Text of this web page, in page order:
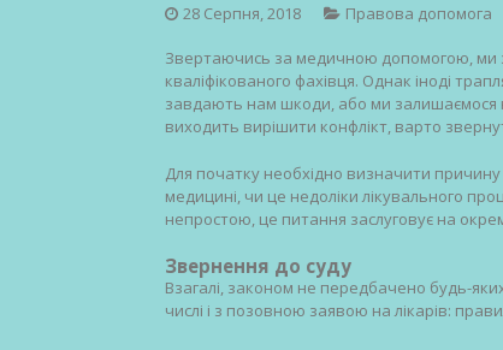
28 Серпня, 2018 Правова допомога
Звертаючись за медичною допомогою, ми
кваліфікованого фахівця. Однак іноді
завдають нам шкоди, або ми залишаємося
виходить вирішити конфлікт, варто
Для початку необхідно визначити
медицині, чи це недоліки лікувального
непростою, це питання заслуговує на
Звернення до суду
Взагалі, законом не передбачено будь-
числі і з позовною заявою на лікарів: